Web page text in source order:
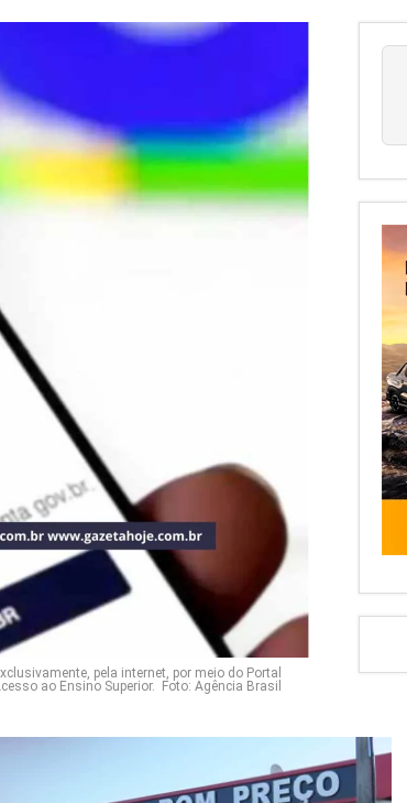
pela internet, por meio do Portal
ao Ensino Superior. Foto: Agência Brasil